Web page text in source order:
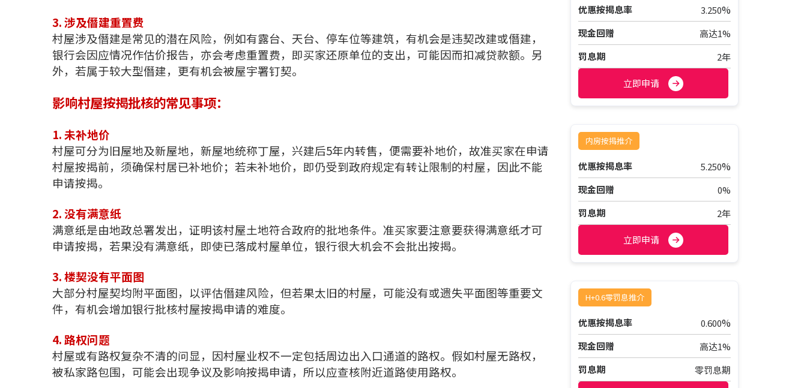
3. 涉及僭建重置费
村屋涉及僭建是常见的潜在风险，例如有露台、天台、停车位等建筑，有机会是违契改建或僭建，
银行会因应情况作估价报告，亦会考虑重置费，即买家还原单位的支出，可能因而扣减贷款额。另
外，若属于较大型僭建，更有机会被屋宇署钉契。
影响村屋按揭批核的常见事项：
1. 未补地价
村屋可分为旧屋地及新屋地，新屋地统称丁屋，兴建后5年内转售，便需要补地价，故准买家在申请
村屋按揭前，须确保村居已补地价；若未补地价，即仍受到政府规定有转让限制的村屋，因此不能
申请按揭。
2. 没有满意纸
满意纸是由地政总署发出，证明该村屋土地符合政府的批地条件。准买家要注意要获得满意纸才可
申请按揭，若果没有满意纸，即使已落成村屋单位，银行很大机会不会批出按揭。
3. 楼契没有平面图
大部分村屋契均附平面图，以评估僭建风险，但若果太旧的村屋，可能没有或遗失平面图等重要文
件，有机会增加银行批核村屋按揭申请的难度。
4. 路权问题
村屋或有路权复杂不清的问显，因村屋业权不一定包括周边出入口通道的路权。假如村屋无路权，
被私家路包围，可能会出现争议及影响按揭申请，所以应查核附近道路使用路权。
优惠按揭息率 3.250%
现金回赠
高达1%
罚息期
2年
立即申请
内房按揭推介
优惠按揭息率 5.250%
现金回赠
0%
罚息期
2年
立即申请
H+0.6零罚息推介
优惠按揭息率 0.600%
现金回赠
高达1%
罚息期
零罚息期